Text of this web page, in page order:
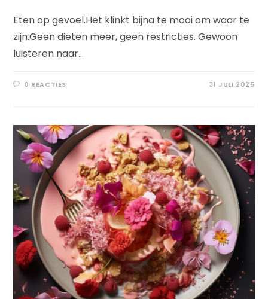
Eten op gevoel.Het klinkt bijna te mooi om waar te
zijn.Geen diëten meer, geen restricties. Gewoon
luisteren naar…
0 REACTIES 31 JULI 2025